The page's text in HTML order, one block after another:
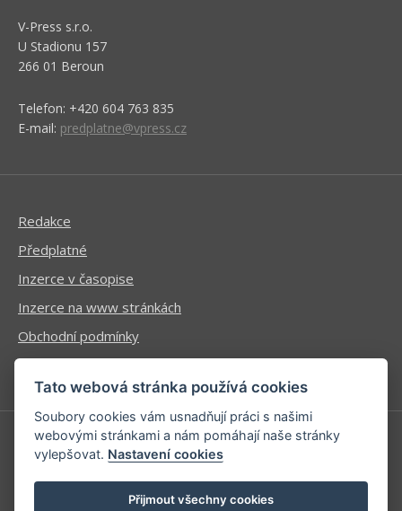
V-Press s.r.o.
U Stadionu 157
266 01 Beroun
Telefon: +420 604 763 835
E-mail: predplatne@vpress.cz
Redakce
Předplatné
Inzerce v časopise
Inzerce na www stránkách
Obchodní podmínky
Ochrana osobních údajů
Příhlášení | Registrace
Kontaktní informace
Tato webová stránka používá cookies
Soubory cookies vám usnadňují práci s našimi
webovými stránkami a nám pomáhají naše stránky
vylepšovat. Nastavení cookies
Přijmout všechny cookies